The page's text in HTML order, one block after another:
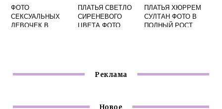
ФОТО
СЕКСУАЛЬНЫХ
ДЕВОЧЕК В
ПЛАТЬЯ СВЕТЛО
СИРЕНЕВОГО
ЦВЕТА ФОТО
ПЛАТЬЯ ХЮРРЕМ
СУЛТАН ФОТО В
ПОЛНЫЙ РОСТ
Реклама
Новое